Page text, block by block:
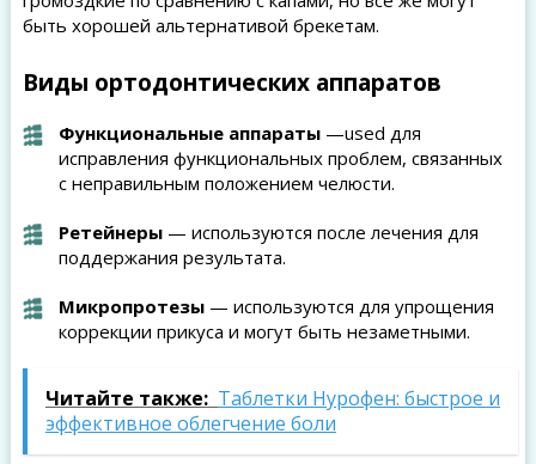
быть хорошей альтернативой брекетам.
Виды ортодонтических аппаратов
Функциональные аппараты—used для
исправления функциональных проблем, связанных
с неправильным положением челюсти.
Ретейнеры— используются после лечения для
поддержания результата.
Микропротезы— используются для упрощения
коррекции прикуса и могут быть незаметными.
Читайте также: Таблетки Нурофен: быстрое и
эффективное облегчение боли